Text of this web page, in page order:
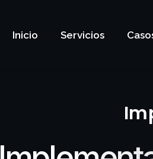
Inicio Servicios